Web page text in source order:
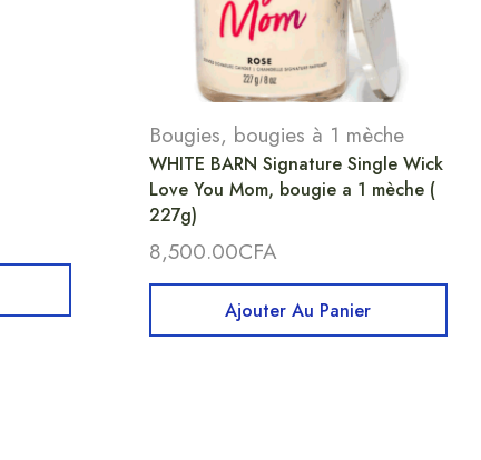
Bougies, bougies à 1 mèche
WHITE BARN Signature Single Wick
Love You Mom, bougie a 1 mèche (
227g)
8,500.00CFA
Ajouter Au Panier